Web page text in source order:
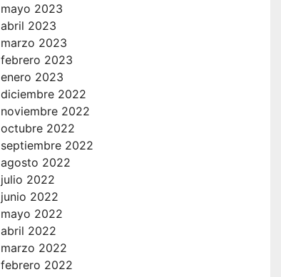
mayo 2023
abril 2023
marzo 2023
febrero 2023
enero 2023
diciembre 2022
noviembre 2022
octubre 2022
septiembre 2022
agosto 2022
julio 2022
junio 2022
mayo 2022
abril 2022
marzo 2022
febrero 2022